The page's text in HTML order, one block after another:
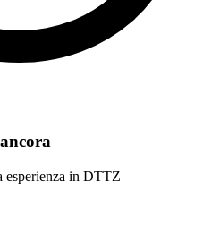
esperienza in DTTZ